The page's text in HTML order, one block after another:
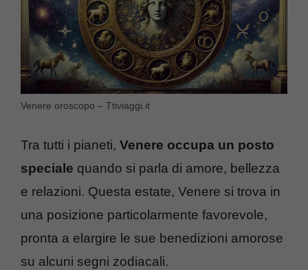
Venere oroscopo – Ttiviaggi.it
Tra tutti i pianeti, Venere occupa un posto
speciale quando si parla di amore, bellezza
e relazioni. Questa estate, Venere si trova in
una posizione particolarmente favorevole,
pronta a elargire le sue benedizioni amorose
su alcuni segni zodiacali.